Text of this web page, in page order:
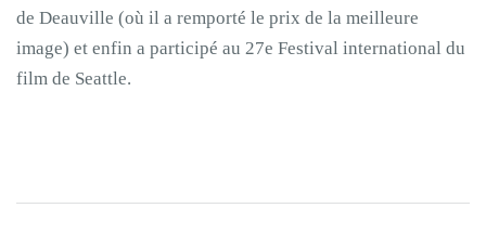
de Deauville (où il a remporté le prix de la meilleure
image) et enfin a participé au 27e Festival international du
film de Seattle.